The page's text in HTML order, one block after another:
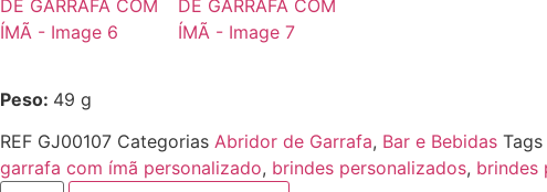
Peso: 49 g
REF GJ00107 Categorias Abridor de Garrafa, Bar e Bebidas Tags
garrafa com ímã personalizado, brindes personalizados, brindes